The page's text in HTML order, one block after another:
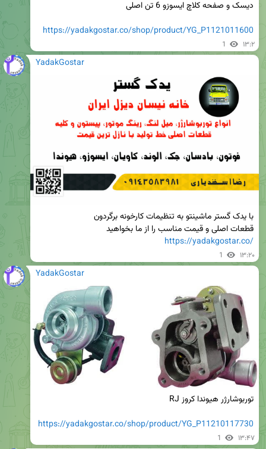
https://yadakgostar.co/shop/product/YG_P1121011600
1 ۱۳:۲
YadakGostar
قطعات اصلی و قیمت مناسب را از ما بخواهید
https://yadakgostar.co/
1 ۱۳:۲۰
YadakGostar
https://yadakgostar.co/shop/product/YG_P11210117730
1 ۱۳:۴۷